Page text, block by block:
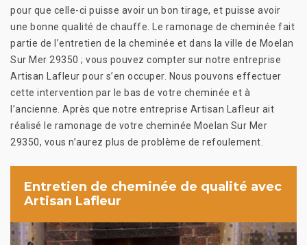
pour que celle-ci puisse avoir un bon tirage, et puisse avoir
une bonne qualité de chauffe. Le ramonage de cheminée fait
partie de l’entretien de la cheminée et dans la ville de Moelan
Sur Mer 29350 ; vous pouvez compter sur notre entreprise
Artisan Lafleur pour s’en occuper. Nous pouvons effectuer
cette intervention par le bas de votre cheminée et à
l’ancienne. Après que notre entreprise Artisan Lafleur ait
réalisé le ramonage de votre cheminée Moelan Sur Mer
29350, vous n’aurez plus de problème de refoulement.
Entretien de cheminée de qualité avec
Artisan Lafleur